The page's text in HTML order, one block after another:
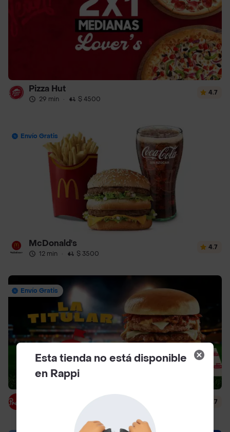
Pizza Hut
29 min · $ 4500
4.7
Envío Gratis
McDonald's
12 min · $ 3500
4.7
Envío Gratis
$ 4500
4.7
Esta tienda no está disponible
en Rappi